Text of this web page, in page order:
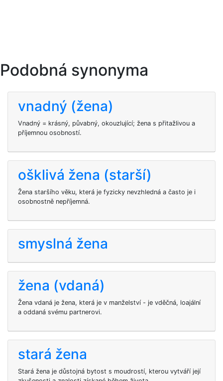
Podobná synonyma
vnadný (žena)
Vnadný = krásný, půvabný, okouzlující; žena s přitažlivou a
příjemnou osobností.
ošklivá žena (starší)
Žena staršího věku, která je fyzicky nevzhledná a často je i
osobnostně nepříjemná.
smyslná žena
žena (vdaná)
Žena vdaná je žena, která je v manželství - je vděčná, loajální
a oddaná svému partnerovi.
stará žena
Stará žena je důstojná bytost s moudrostí, kterou vytváří její